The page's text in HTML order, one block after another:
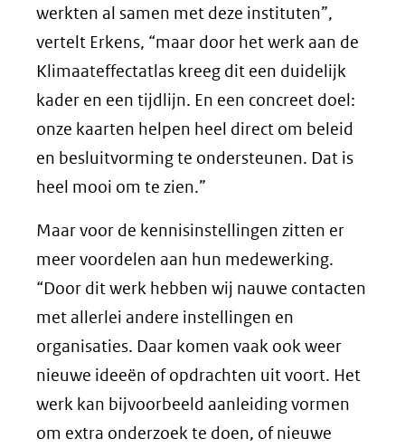
werkten al samen met deze instituten”,
vertelt Erkens, “maar door het werk aan de
Klimaateffectatlas kreeg dit een duidelijk
kader en een tijdlijn. En een concreet doel:
onze kaarten helpen heel direct om beleid
en besluitvorming te ondersteunen. Dat is
heel mooi om te zien.”
Maar voor de kennisinstellingen zitten er
meer voordelen aan hun medewerking.
“Door dit werk hebben wij nauwe contacten
met allerlei andere instellingen en
organisaties. Daar komen vaak ook weer
nieuwe ideeën of opdrachten uit voort. Het
werk kan bijvoorbeeld aanleiding vormen
om extra onderzoek te doen, of nieuwe